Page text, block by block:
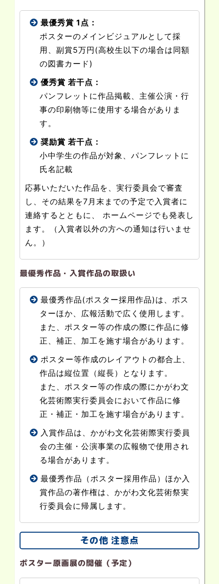
最優秀賞 1点：
ポスターのメインビジュアルとして採
用、副賞5万円(高校生以下の場合は同額
の図書カード)
優秀賞 若干点：
パンフレットに作品掲載、主催公演・行
事の印刷物等に使用する場合がありま
す。
奨励賞 若干点：
小中学生の作品が対象、パンフレットに
氏名記載
応募いただいた作品を、実行委員会で審査
し、その結果を7月末までの予定で入賞者に
連絡するとともに、 ホームページでも発表し
ます。（入賞者以外の方への通知は行いませ
ん。）
最優秀作品・入賞作品の取扱い
最優秀作品(ポスター採用作品)は、ポス
ターほか、広報活動で広く使用します。
また、ポスター等の作成の際に作品に修
正、補正、加工を施す場合があります。
ポスター等作成のレイアウトの都合上、
作品は縦位置（縦長）となります。
また、ポスター等の作成の際にかがわ文
化芸術際実行委員会において作品に修
正・補正・加工を施す場合があります。
入賞作品は、かがわ文化芸術際実行委員
会の主催・公演事業の広報物で使用され
る場合があります。
最優秀作品（ポスター採用作品）ほか入
賞作品の著作権は、かがわ文化芸術祭実
行委員会に帰属します。
その他 注意点
ポスター原画展の開催（予定）